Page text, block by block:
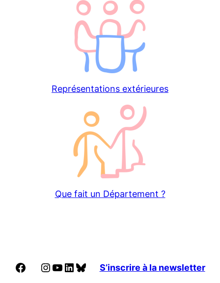
Représentations extérieures
Que fait un Département ?
Facebook
Instagram
YouTube
LinkedIn
BlueskyS’inscrire à la newsletter